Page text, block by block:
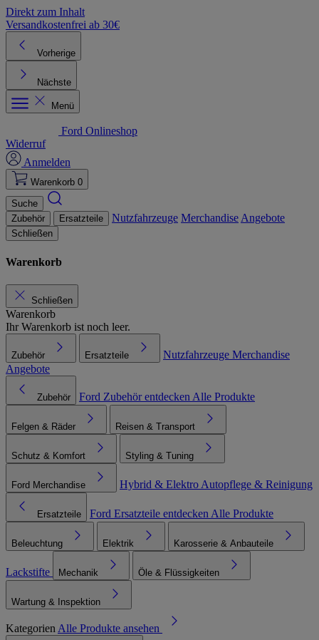
Direkt zum Inhalt
Versandkostenfrei ab 30€
Vorherige
Nächste
Menü
Ford Onlineshop
Widerruf
Anmelden
Warenkorb 0
Suche
Zubehör
Ersatzteile Nutzfahrzeuge Merchandise Angebote
Schließen
Warenkorb
Schließen
Warenkorb
Ihr Warenkorb ist noch leer.
Zubehör Ersatzteile Nutzfahrzeuge Merchandise
Angebote
Zubehör Ford Zubehör entdecken Alle Produkte
Felgen & Räder Reisen & Transport
Schutz & Komfort Styling & Tuning
Ford Merchandise Hybrid & Elektro Autopflege & Reinigung
Ersatzteile Ford Ersatzteile entdecken Alle Produkte
Beleuchtung Elektrik Karosserie & Anbauteile
Lackstifte Mechanik Öle & Flüssigkeiten
Wartung & Inspektion
Kategorien Alle Produkte ansehen